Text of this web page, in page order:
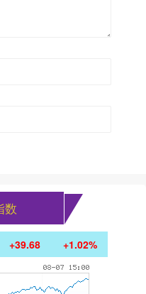
数
+39.68 +1.02%